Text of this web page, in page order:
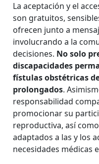
La aceptación y el
son gratuitos,
ofrecen junto a
involucrando a la
decisiones. No solo
discapacidades
fístulas obstétricas
prolongados.
responsabilidad
promocionar su
reproductiva, así
adaptados a las y los
necesidades médicas